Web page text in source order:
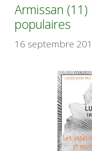
Armissan
populaires
16 septembre